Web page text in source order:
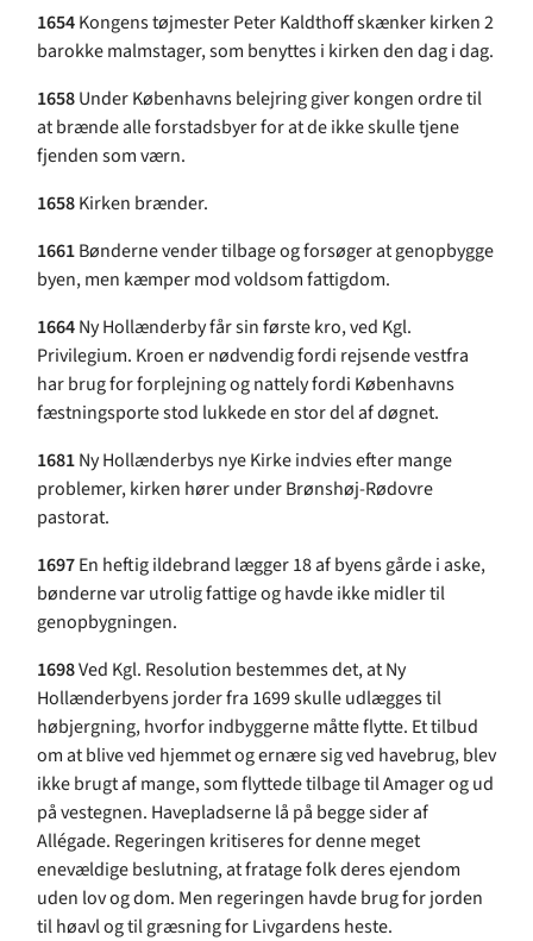
1654Kongens tøjmester Peter Kaldthoff skænker kirken 2
barokke malmstager, som benyttes i kirken den dag i dag.
1658Under Københavns belejring giver kongen ordre til
at brænde alle forstadsbyer for at de ikke skulle tjene
fjenden som værn.
1658Kirken brænder.
1661Bønderne vender tilbage og forsøger at genopbygge
byen, men kæmper mod voldsom fattigdom.
1664Ny Hollænderby får sin første kro, ved Kgl.
Privilegium. Kroen er nødvendig fordi rejsende vestfra
har brug for forplejning og nattely fordi Københavns
fæstningsporte stod lukkede en stor del af døgnet.
1681Ny Hollænderbys nye Kirke indvies efter mange
problemer, kirken hører under Brønshøj-Rødovre
pastorat.
1697En heftig ildebrand lægger 18 af byens gårde i aske,
bønderne var utrolig fattige og havde ikke midler til
genopbygningen.
1698Ved Kgl. Resolution bestemmes det, at Ny
Hollænderbyens jorder fra 1699 skulle udlægges til
høbjergning, hvorfor indbyggerne måtte flytte. Et tilbud
om at blive ved hjemmet og ernære sig ved havebrug, blev
ikke brugt af mange, som flyttede tilbage til Amager og ud
på vestegnen. Havepladserne lå på begge sider af
Allégade. Regeringen kritiseres for denne meget
enevældige beslutning, at fratage folk deres ejendom
uden lov og dom. Men regeringen havde brug for jorden
til høavl og til græsning for Livgardens heste.